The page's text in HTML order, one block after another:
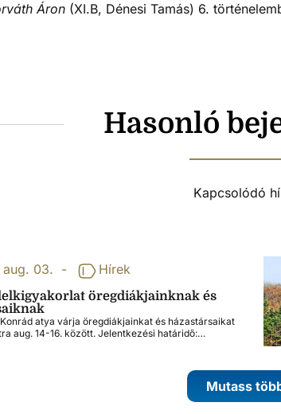
Áron (XI.B, Dénesi Tamás) 6.
Hasonló
Kapcsolódó
03. - Hírek
öregdiákjainknak és
atya várja öregdiákjainkat és házastársaikat
aug. 14-16. között. Jelentkezési határidő:…
Mutass